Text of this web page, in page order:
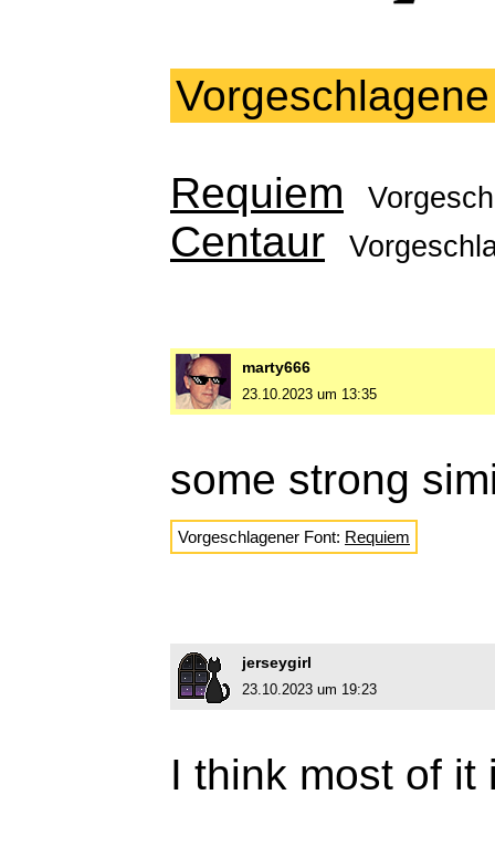
Requiem
Centaur
marty666
23.10.2023 um 13:35
some strong
Vorgeschlagener Font: Requiem
jerseygirl
23.10.2023 um 19:23
I think most of it